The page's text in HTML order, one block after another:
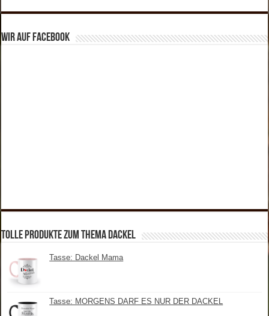
Wir auf Facebook
tolle Produkte zum Thema Dackel
Tasse: Dackel Mama
Tasse: MORGENS DARF ES NUR DER DACKEL